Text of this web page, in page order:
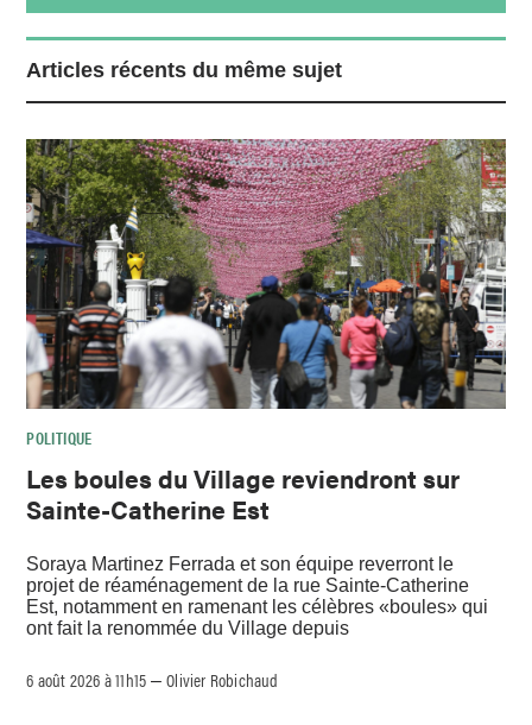
Articles récents du même sujet
POLITIQUE
Les boules du Village reviendront sur
Sainte-Catherine Est
Soraya Martinez Ferrada et son équipe reverront le
projet de réaménagement de la rue Sainte-Catherine
Est, notamment en ramenant les célèbres «boules» qui
ont fait la renommée du Village depuis
6 août 2026 à 11h15 –Olivier Robichaud